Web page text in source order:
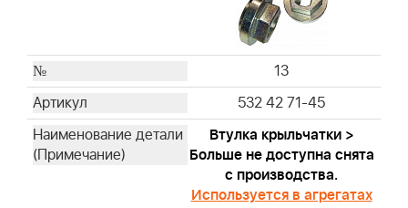
13
532 42 71-45
Втулка крыльчатки >
Больше не доступна снята
с производства.
Используется в агрегатах